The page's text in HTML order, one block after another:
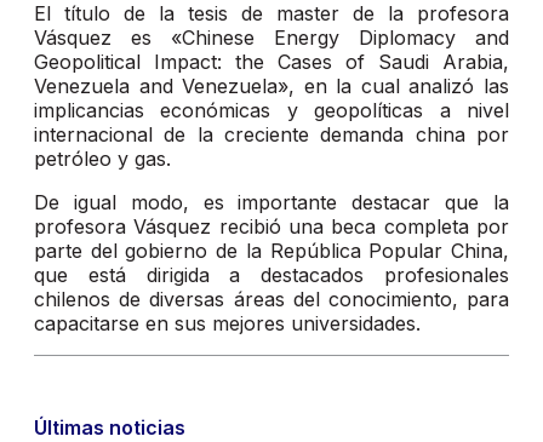
El título de la tesis de master de la profesora
Vásquez es «Chinese Energy Diplomacy and
Geopolitical Impact: the Cases of Saudi Arabia,
Venezuela and Venezuela», en la cual analizó las
implicancias económicas y geopolíticas a nivel
internacional de la creciente demanda china por
petróleo y gas.
De igual modo, es importante destacar que la
profesora Vásquez recibió una beca completa por
parte del gobierno de la República Popular China,
que está dirigida a destacados profesionales
chilenos de diversas áreas del conocimiento, para
capacitarse en sus mejores universidades.
Últimas noticias